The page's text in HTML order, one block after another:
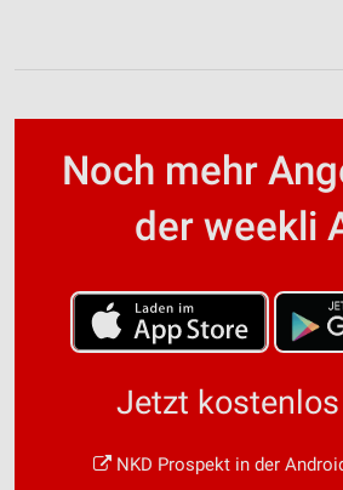
Noch mehr
der weekli
Jetzt
NKD Prospekt in der